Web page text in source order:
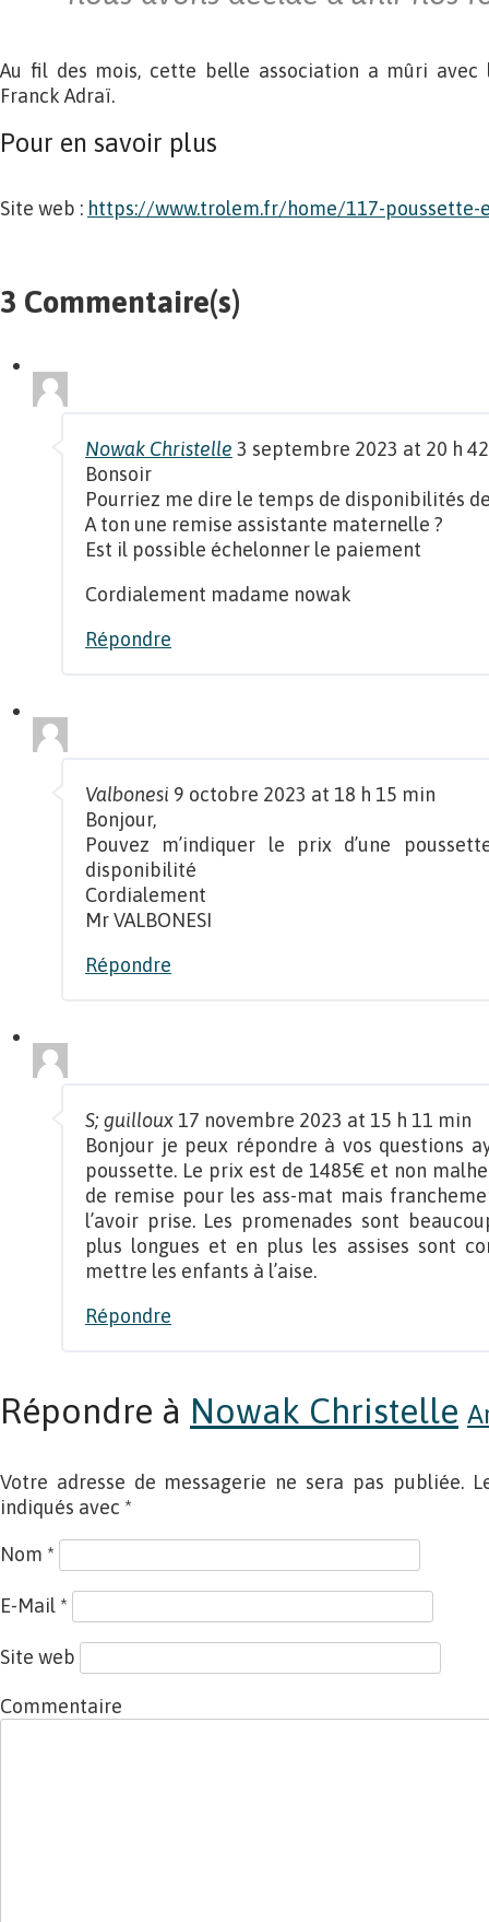
Au fil des mois, cette belle association a mûri
Franck Adraï.
Pour en savoir plus
Site web : https://www.trolem.fr/home/117-poussette-
3 Commentaire(s)
Nowak Christelle 3 septembre 2023 at 20 h
Bonsoir
Pourriez me dire le temps de disponibilités
A ton une remise assistante maternelle ?
Est il possible échelonner le paiement
Cordialement madame nowak
Répondre
Valbonesi 9 octobre 2023 at 18 h 15 min
Bonjour,
Pouvez m’indiquer le prix d’une
disponibilité
Cordialement
Mr VALBONESI
Répondre
S; guilloux 17 novembre 2023 at 15 h 11 min
Bonjour je peux répondre à vos questions
poussette. Le prix est de 1485€ et non
de remise pour les ass-mat mais
l’avoir prise. Les promenades sont
plus longues et en plus les assises sont
mettre les enfants à l’aise.
Répondre
Répondre à Nowak Christelle
Votre adresse de messagerie ne sera pas publiée.
indiqués avec *
Nom *
E-Mail *
Site web
Commentaire